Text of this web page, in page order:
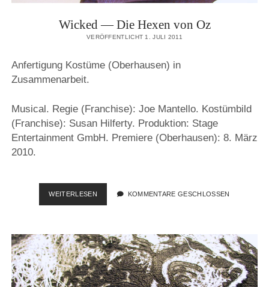
Wicked — Die Hexen von Oz
VERÖFFENTLICHT 1. JULI 2011
Anfertigung Kostüme (Oberhausen) in
Zusammenarbeit.
Musical. Regie (Franchise): Joe Mantello. Kostümbild
(Franchise): Susan Hilferty. Produktion: Stage
Entertainment GmbH. Premiere (Oberhausen): 8. März
2010.
WEITERLESENWICKED
—
VON
OZ
KOMMENTARE GESCHLOSSEN